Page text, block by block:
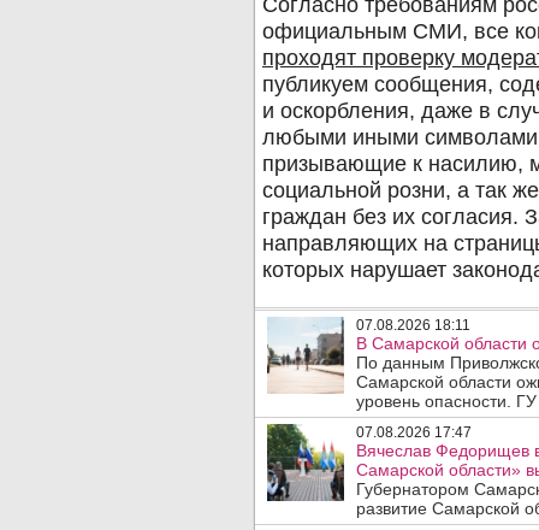
07.08.2026 18:11
В Самарской области
По данным
Самарской области
уровень опасности.
07.08.2026 17:47
Вячеслав Федорищев
Самарской области»
Губернатором
развитие Самарской